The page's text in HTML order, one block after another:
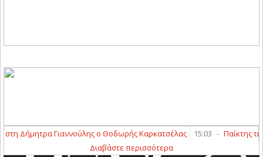
Δήμητρα Γιαννούλης ο Θοδωρής Καρκατσέλας 15:03 -
Παίκτης της
Διαβάστε περισσότερα